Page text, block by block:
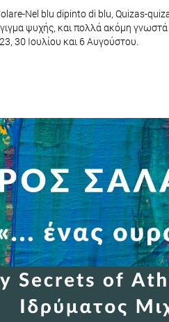
Nel blu dipinto di blu, Quizas-
ψυχής, και πολλά ακόμη
30 Ιουλίου και 6 Αυγούστου.